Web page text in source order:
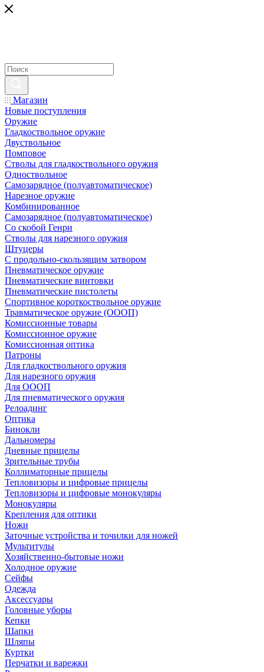
Магазин
Новые поступления
Оружие
Гладкоствольное оружие
Двуствольное
Помповое
Стволы для гладкоствольного оружия
Одноствольное
Самозарядное (полуавтоматическое)
Нарезное оружие
Комбинированное
Самозарядное (полуавтоматическое)
Со скобой Генри
Стволы для нарезного оружия
Штуцеры
С продольно-скользящим затвором
Пневматическое оружие
Пневматические винтовки
Пневматические пистолеты
Спортивное короткоствольное оружие
Травматическое оружие (ОООП)
Комиссионные товары
Комиссионное оружие
Комиссионная оптика
Патроны
Для гладкоствольного оружия
Для нарезного оружия
Для ОООП
Для пневматического оружия
Релоадинг
Оптика
Бинокли
Дальномеры
Дневные прицелы
Зрительные трубы
Коллиматорные прицелы
Тепловизоры и цифровые прицелы
Тепловизоры и цифровые монокуляры
Монокуляры
Крепления для оптики
Ножи
Заточные устройства и точилки для ножей
Мультитулы
Хозяйственно-бытовые ножи
Холодное оружие
Сейфы
Одежда
Аксессуары
Головные уборы
Кепки
Шапки
Шляпы
Куртки
Перчатки и варежки